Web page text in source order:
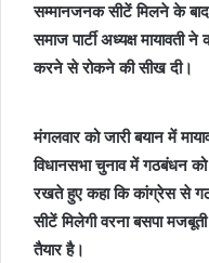
सम्मानजनक सीटें मिलने के
समाज पार्टी अध्यक्ष
करने से रोकने की सीख दी।
मंगलवार को जारी बयान में
विधानसभा चुनाव में गठबंधन को
रखते हुए कहा कि कांग्रेस से
सीटें मिलेगी वरना बसपा
तैयार है।